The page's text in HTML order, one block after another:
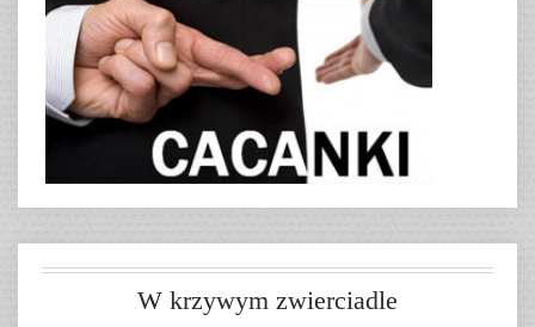
W krzywym zwierciadle